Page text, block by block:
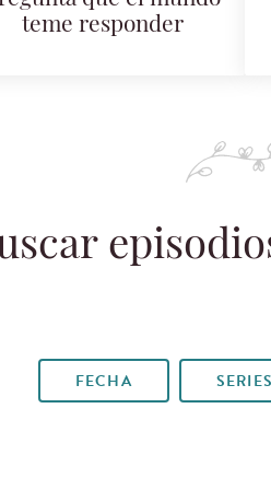
teme responder
FECHA SERIES